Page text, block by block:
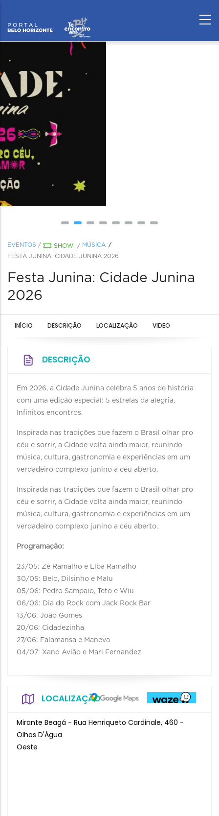
EVENTOS / SHOW / MÚSICA
FESTA JUNINA: CIDADE JUNINA 2026
Festa Junina: Cidade Junina
2026
INÍCIO DESCRIÇÃO LOCALIZAÇÃO VIDEO
DESCRIÇÃO
Em 2026, a Cidade Junina celebra 5 anos de história
com uma edição especial: 5 estrelas da alegria.
Infinitos encontros.
Inspirada nas tradições que fazem o Brasil olhar pro
céu e sorrir, a Cidade volta ainda maior, reunindo
música, cultura, gastronomia e experiências em um
verdadeiro complexo junino a céu aberto.
Inspirada nas tradições que fazem o Brasil olhar pro
céu e sorrir, a Cidade volta ainda maior, reunindo
música, cultura, gastronomia e experiências em um
verdadeiro complexo junino a céu aberto.
Programação:
23/05: Zé Ramalho e Elba Ramalho
30/05: Belo, Dilsinho e Malu
05/06: Pedro Sampaio, Teto e Wiu
06/06: Dia do Rock com Jack Rock Bar
13/06: João Gomes
20/06: Cidadezinha
27/06: Falamansa e Maneva
04/07: Xand Avião e Mari Fernandez
LOCALIZAÇÃO
Mirante Beagá - Rua Henriqueto Cardinale, 460 -
Olhos D'Água
Oeste